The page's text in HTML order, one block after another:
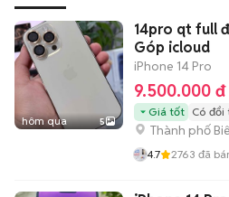
hôm qua 5
14pro qt full
Góp icloud
iPhone 14 Pro
9.500.000 đ
Giá tốt Có đổi
Thành phố
4.7 2763 đã